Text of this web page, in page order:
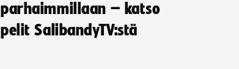
parhaimmillaan – katso
pelit SalibandyTV:stä